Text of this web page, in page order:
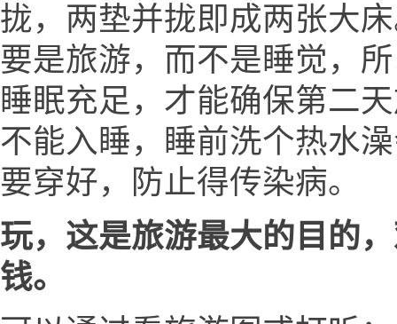
拢，两垫并拢即成两张大
要是旅游，而不是睡觉，
睡眠充足，才能确保第二
不能入睡，睡前洗个热水
要穿好，防止得传染病。
玩，这是旅游最大的目的
钱。